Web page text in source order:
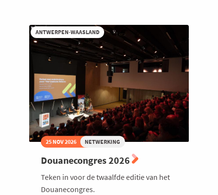
gesprek
ANTWERPEN-WAASLAND
25 NOV 2026 NETWERKING
Douanecongres 2026
Teken in voor de twaalfde editie van het
Douanecongres.